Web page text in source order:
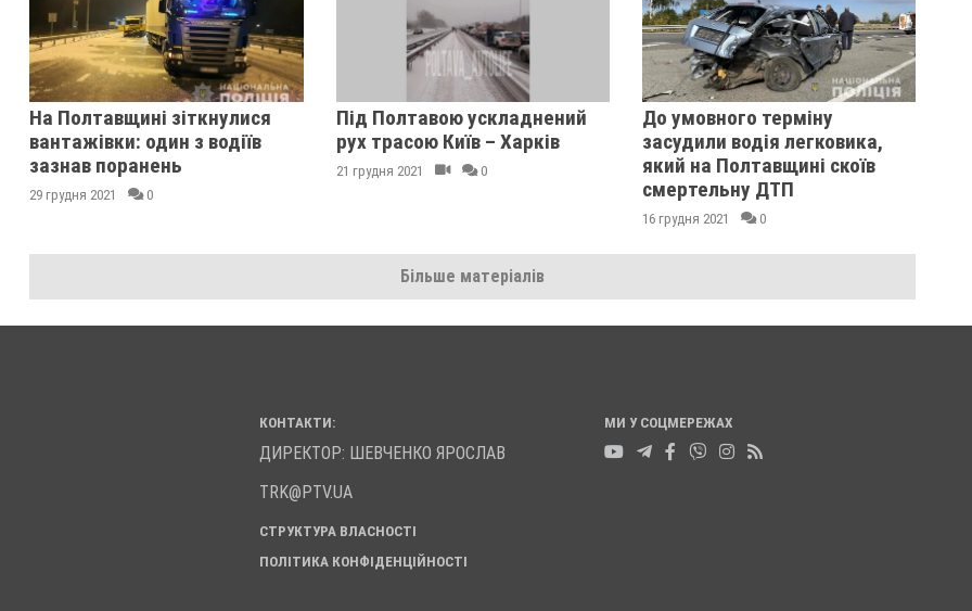
На Полтавщині зіткнулися
вантажівки: один з водіїв
зазнав поранень
29 грудня 2021 0
Під Полтавою ускладнений
рух трасою Київ – Харків
21 грудня 2021 0
До умовного терміну
засудили водія легковика,
який на Полтавщині скоїв
смертельну ДТП
16 грудня 2021 0
Більше матеріалів
КОНТАКТИ:
ДИРЕКТОР: ШЕВЧЕНКО ЯРОСЛАВ
TRK@PTV.UA
СТРУКТУРА ВЛАСНОСТІ
ПОЛІТИКА КОНФІДЕНЦІЙНОСТІ
МИ У СОЦМЕРЕЖАХ